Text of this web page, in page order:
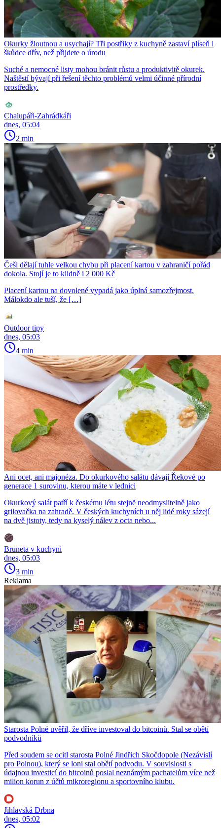
Okurky žloutnou a usychají? Tři postřiky z kuchyně zastaví plíseň i
škůdce dřív, než přijdete o úrodu
Suché a nemocné listy mohou bránit růstu a produktivitě okurek.
Naštěstí bývají při řešení těchto problémů velmi účinné přírodní
prostředky.
Chalupáři-Zahrádkáři
dnes, 05:04
2 min
Češi dělají tuhle velkou chybu při placení kartou v zahraničí pořád
dokola. Stojí je to klidně i 2 000 Kč
Placení kartou na dovolené vypadá jako úplná samozřejmost.
Málokdo ale tuší, že […]
Outdoor tipy
dnes, 05:03
4 min
Ani ocet, ani majonéza. Do okurkového salátu dávají Řekové po
generace 1 surovinu, kterou máte v lednici
Okurkový salát patří k českému létu stejně neodmyslitelně jako
grilovačka na zahradě. V českých kuchyních u něj lidé roky sázejí
na dvě jistoty, tedy na kyselý nálev z octa nebo...
Bruneta v kuchyni
dnes, 05:03
3 min
Reklama
Starosta Polné uvěřil, že dříve investoval do bitcoinů. Stal se obětí
podvodníků
Před soudem se ocitl starosta Polné Jindřich Skočdopole (Nezávislí
pro Polnou), který se loni stal obětí podvodu. V souvislosti s
údajnou investicí do bitcoinů poslal neznámým pachatelům více než
milion korun z účtů mikroregionu a sportovního klubu.
Jihlavská Drbna
dnes, 05:02